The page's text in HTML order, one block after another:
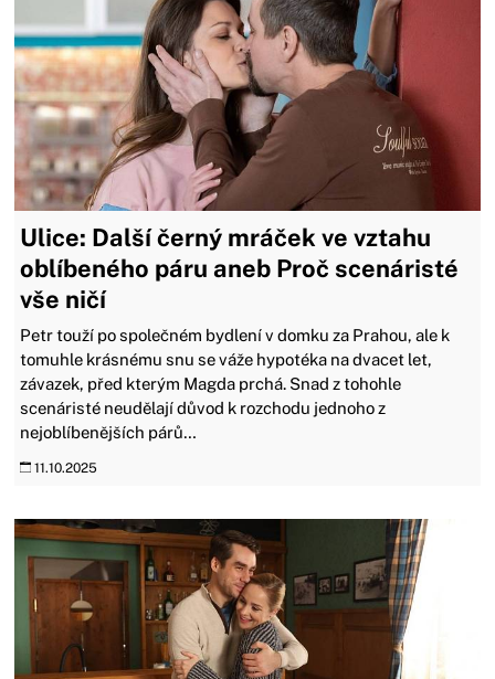
Ulice: Další černý mráček ve vztahu
oblíbeného páru aneb Proč scenáristé
vše ničí
Petr touží po společném bydlení v domku za Prahou, ale k
tomuhle krásnému snu se váže hypotéka na dvacet let,
závazek, před kterým Magda prchá. Snad z tohohle
scenáristé neudělají důvod k rozchodu jednoho z
nejoblíbenějších párů…
11.10.2025